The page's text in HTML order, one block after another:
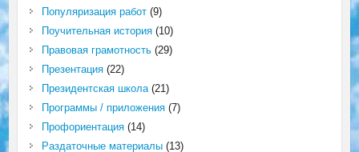
Популяризация работ(9)
Поучительная история(10)
Правовая грамотность(29)
Презентация(22)
Президентская школа(21)
Программы / приложения(7)
Профориентация(14)
Раздаточные материалы(13)